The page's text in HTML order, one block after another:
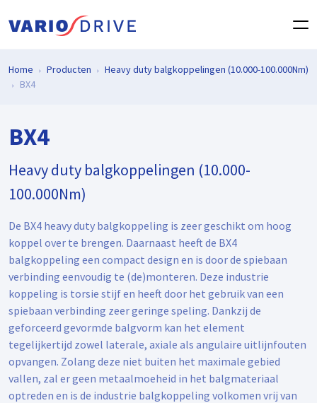
Home Producten
Heavy duty balgkoppelingen (10.000-100.000Nm)
BX4
BX4
Heavy duty balgkoppelingen (10.000-
100.000Nm)
De BX4 heavy duty balgkoppeling is zeer geschikt om hoog
koppel over te brengen. Daarnaast heeft de BX4
balgkoppeling een compact design en is door de spiebaan
verbinding eenvoudig te (de)monteren. Deze industrie
koppeling is torsie stijf en heeft door het gebruik van een
spiebaan verbinding zeer geringe speling. Dankzij de
geforceerd gevormde balgvorm kan het element
tegelijkertijd zowel laterale, axiale als angulaire uitlijnfouten
opvangen. Zolang deze niet buiten het maximale gebied
vallen, zal er geen metaalmoeheid in het balgmateriaal
optreden en is de industrie balgkoppeling volkomen vrij van